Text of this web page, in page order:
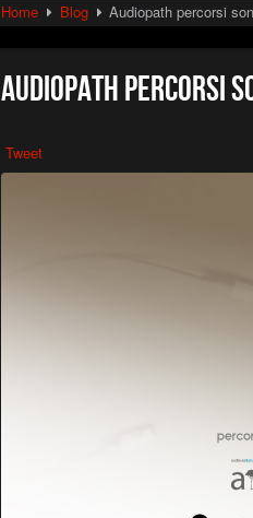
Home Blog Audiopath percorsi
Audiopath percorsi
Tweet